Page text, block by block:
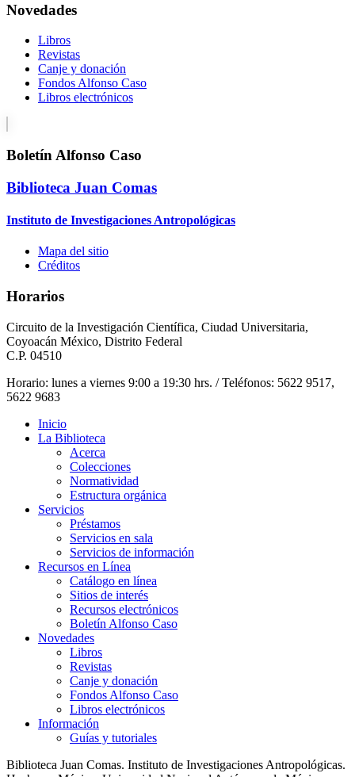
Novedades
Libros
Revistas
Canje y donación
Fondos Alfonso Caso
Libros electrónicos
Boletín Alfonso Caso
Biblioteca Juan Comas
Instituto de Investigaciones Antropológicas
Mapa del sitio
Créditos
Horarios
Circuito de la Investigación Científica, Ciudad Universitaria,
Coyoacán México, Distrito Federal
C.P. 04510
Horario: lunes a viernes 9:00 a 19:30 hrs. / Teléfonos: 5622 9517,
5622 9683
Inicio
La Biblioteca
Acerca
Colecciones
Normatividad
Estructura orgánica
Servicios
Préstamos
Servicios en sala
Servicios de información
Recursos en Línea
Catálogo en línea
Sitios de interés
Recursos electrónicos
Boletín Alfonso Caso
Novedades
Libros
Revistas
Canje y donación
Fondos Alfonso Caso
Libros electrónicos
Información
Guías y tutoriales
Biblioteca Juan Comas. Instituto de Investigaciones Antropológicas.